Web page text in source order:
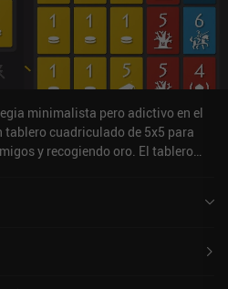
minimalista pero adictivo en el
cuadriculado de 5x5 para
recogiendo oro. El tablero
vez que fusionamos la carta con
héroe de valor 3 y luego mover